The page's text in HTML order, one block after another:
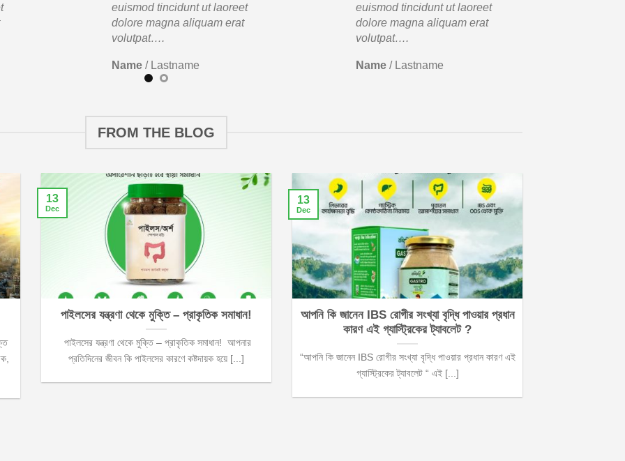
euismod tincidunt ut laoreet
dolore magna aliquam erat
volutpat….
Name / Lastname
euismod tincidunt ut laoreet
dolore magna aliquam erat
volutpat….
Name / Lastname
FROM THE BLOG
পাইলসের যন্ত্রণা থেকে মুক্তি – প্রাকৃতিক সমাধান!
পাইলসের যন্ত্রণা থেকে মুক্তি – প্রাকৃতিক সমাধান! আপনার
প্রতিদিনের জীবন কি পাইলসের কারণে কষ্টদায়ক হয়ে [...]
13
Dec
আপনি কি জানেন IBS রোগীর সংখ্যা বৃদ্ধি পাওয়ার প্রধান
কারণ এই গ্যাস্ট্রিকের ট্যাবলেট ?
“আপনি কি জানেন IBS রোগীর সংখ্যা বৃদ্ধি পাওয়ার প্রধান কারণ এই
গ্যাস্ট্রিকের ট্যাবলেট “ এই [...]
13
Dec